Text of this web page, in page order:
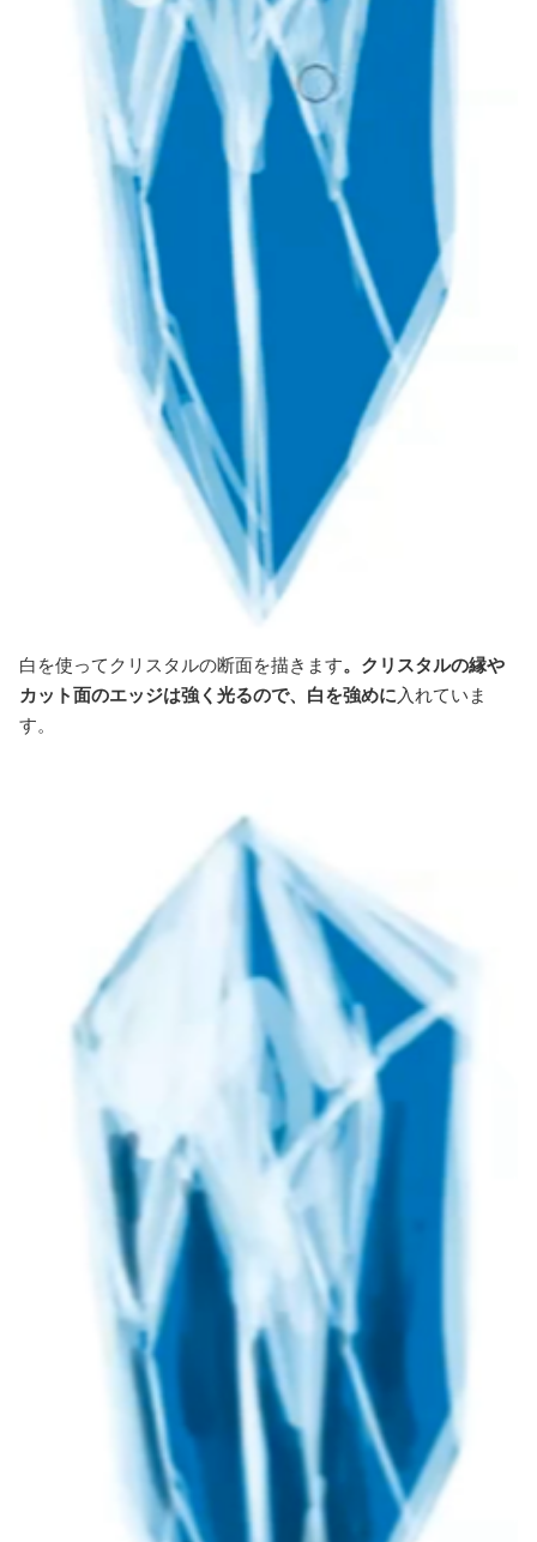
白を使ってクリスタルの断面を描きます。クリスタルの縁や
カット面のエッジは強く光るので、白を強めに入れていま
す。